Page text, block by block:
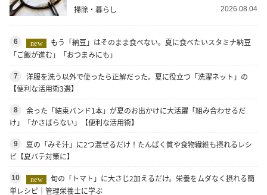
掃除・暮らし 2026.08.04
6 new
もう「納豆」はそのまま食べない。夏に食べたいスタミナ納豆
「ご飯が進む」「おつまみにも」
7
洋服を洗う以外で使ったら正解だった。夏に役立つ「洗濯ネット」の
【便利な活用術3選】
8
余った「結束バンド1本」が夏のお出かけに大活躍「組み合わせるだ
け」「かさばらない」【便利な活用術】
9
夏の「みそ汁」に2つ混ぜるだけ！たんぱく質や食物繊維も摂れるレシ
ピ【夏バテ対策に】
10 new
旬の「トマト」に大さじ2加えるだけ。栄養をムダなく摂れる簡
単レシピ｜管理栄養士に学ぶ